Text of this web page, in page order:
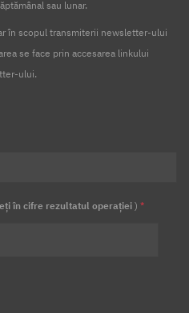
sau lunar.
în scopul transmiterii newsletter-ului
se face prin accesarea linkului
ului.
în cifre rezultatul operației ) *